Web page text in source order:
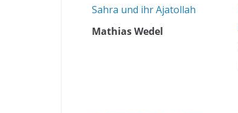
Sahra und ihr Ajatollah
Mathias Wedel